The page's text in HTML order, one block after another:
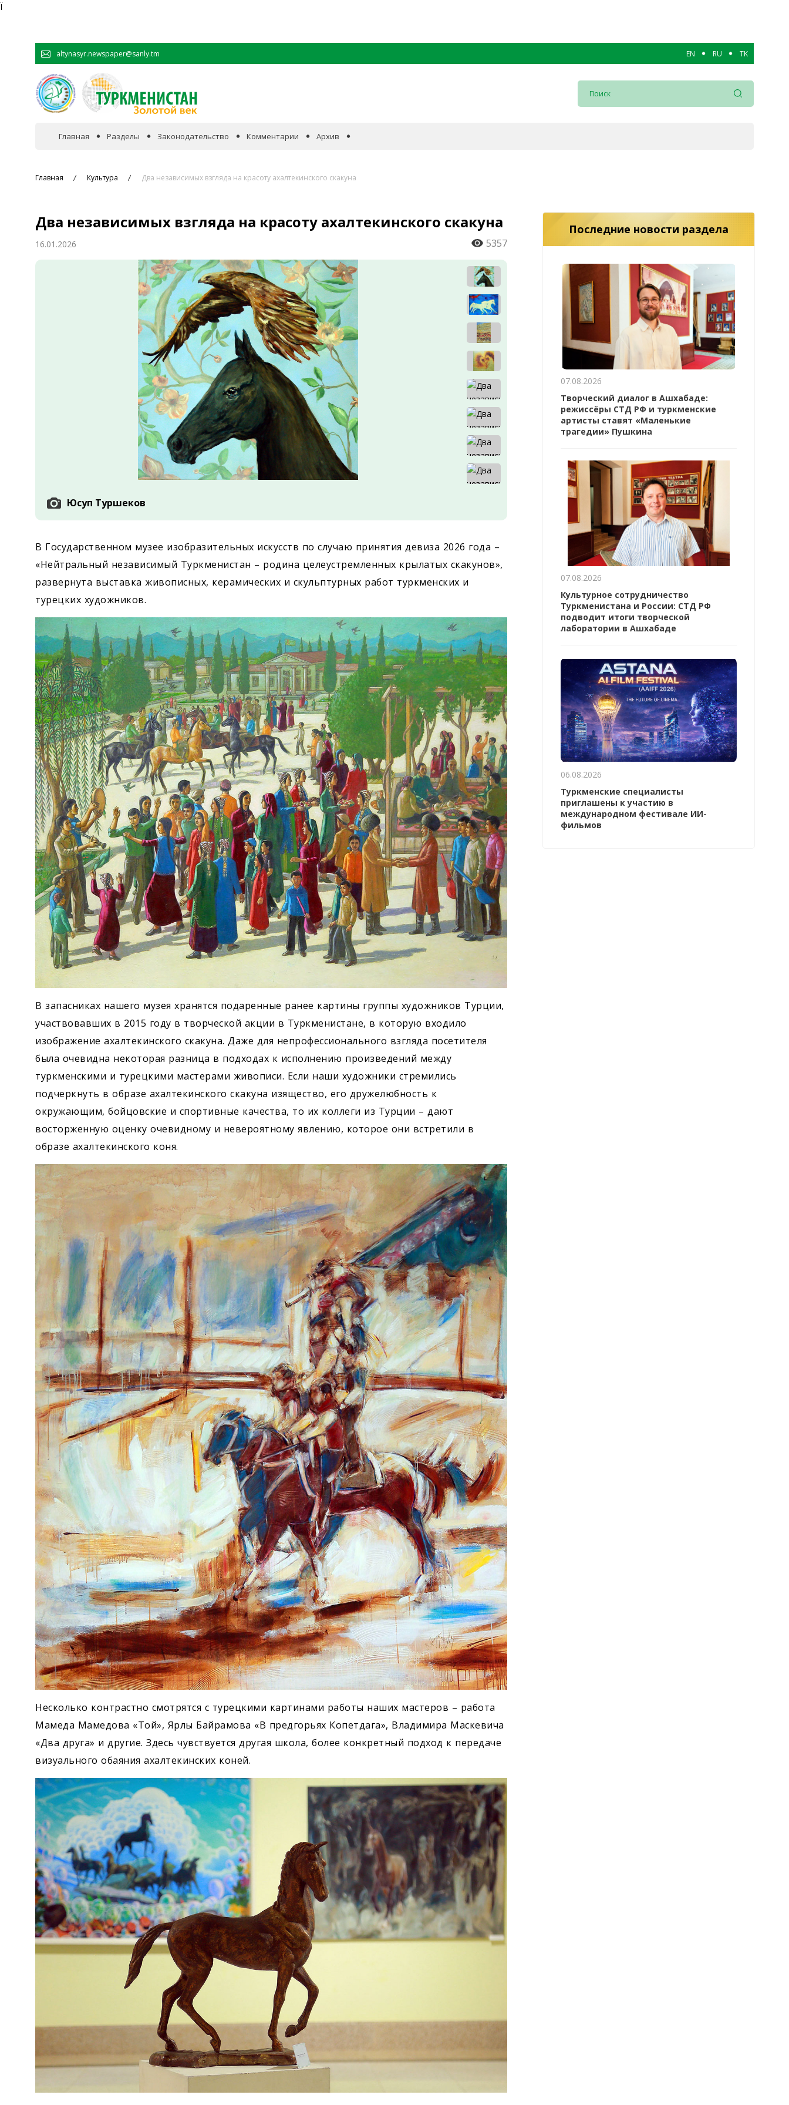
Ï
altynasyr.newspaper@sanly.tm EN RU TK
Главная Разделы
Экономика
Общество
Культура
Наука
Спорт
Законодательство Комментарии Архив
Главная Культура Два независимых взгляда на красоту ахалтекинского скакуна
Два независимых взгляда на красоту ахалтекинского скакуна
16.01.2026 5357
Юсуп Туршеков
В Государственном музее изобразительных искусств по случаю принятия девиза 2026 года –
«Нейтральный независимый Туркменистан – родина целеустремленных крылатых скакунов»,
развернута выставка живописных, керамических и скульптурных работ туркменских и
турецких художников.
В запасниках нашего музея хранятся подаренные ранее картины группы художников Турции,
участвовавших в 2015 году в творческой акции в Туркменистане, в которую входило
изображение ахалтекинского скакуна. Даже для непрофессионального взгляда посетителя
была очевидна некоторая разница в подходах к исполнению произведений между
туркменскими и турецкими мастерами живописи. Если наши художники стремились
подчеркнуть в образе ахалтекинского скакуна изящество, его дружелюбность к
окружающим, бойцовские и спортивные качества, то их коллеги из Турции – дают
восторженную оценку очевидному и невероятному явлению, которое они встретили в
образе ахалтекинского коня.
Несколько контрастно смотрятся с турецкими картинами работы наших мастеров – работа
Мамеда Мамедова «Той», Ярлы Байрамова «В предгорьях Копетдага», Владимира Маскевича
«Два друга» и другие. Здесь чувствуется другая школа, более конкретный подход к передаче
визуального обаяния ахалтекинских коней.
Последние новости раздела
07.08.2026
Творческий диалог в Ашхабаде:
режиссёры СТД РФ и туркменские
артисты ставят «Маленькие
трагедии» Пушкина
07.08.2026
Культурное сотрудничество
Туркменистана и России: СТД РФ
подводит итоги творческой
лаборатории в Ашхабаде
06.08.2026
Туркменские специалисты
приглашены к участию в
международном фестивале ИИ-
фильмов